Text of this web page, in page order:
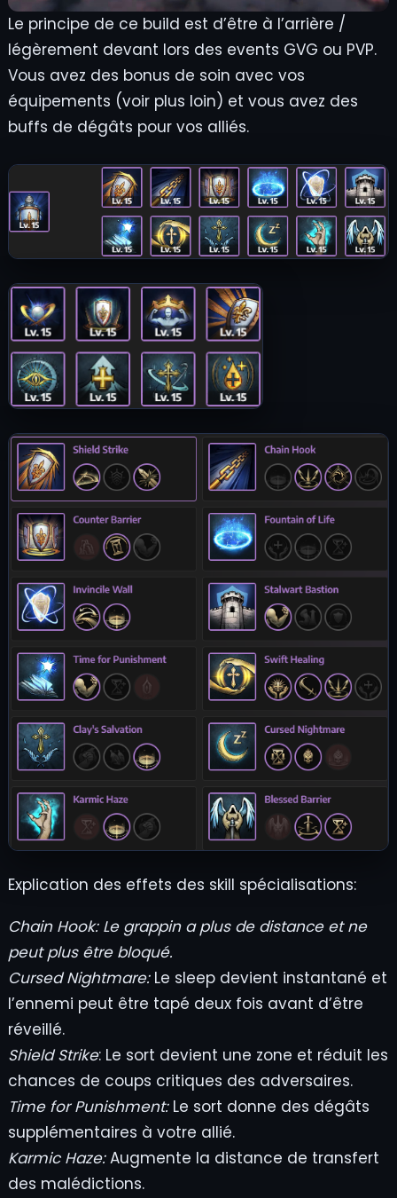
Le principe de ce build est d’être à l’arrière /
légèrement devant lors des events GVG ou PVP.
Vous avez des bonus de soin avec vos
équipements (voir plus loin) et vous avez des
buffs de dégâts pour vos alliés.
Explication des effets des skill spécialisations:
Chain Hook: Le grappin a plus de distance et ne
peut plus être bloqué.
Cursed Nightmare:Le sleep devient instantané et
l’ennemi peut être tapé deux fois avant d’être
réveillé.
Shield Strike: Le sort devient une zone et réduit les
chances de coups critiques des adversaires.
Time for Punishment:Le sort donne des dégâts
supplémentaires à votre allié.
Karmic Haze:Augmente la distance de transfert
des malédictions.